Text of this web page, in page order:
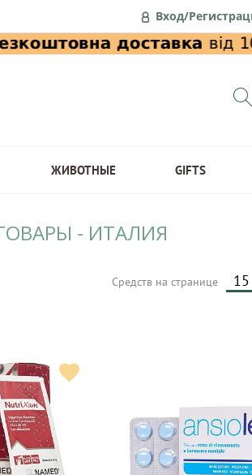
Вход/
ЖИВОТНЫЕ GIFTS
- ИТАЛИЯ
Средств на странице 15